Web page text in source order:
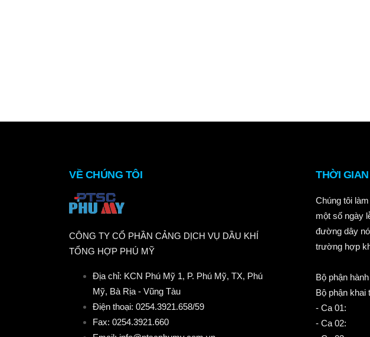
VỀ CHÚNG TÔI
CÔNG TY CỔ PHẦN CẢNG DỊCH VỤ DẦU KHÍ
TỔNG HỢP PHÚ MỸ
Địa chỉ: KCN Phú Mỹ 1, P. Phú Mỹ, TX, Phú
Mỹ, Bà Rịa - Vũng Tàu
Điện thoại: 0254.3921.658/59
Fax: 0254.3921.660
THỜI
Chúng tôi
một số ngày
đường dây
trường hợp
Bộ phận
Bộ phận khai
- Ca 01:
- Ca 02: